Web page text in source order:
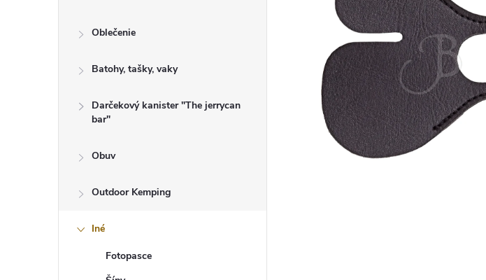
Oblečenie
Batohy, tašky, vaky
Darčekový kanister "The jerrycan
bar"
Obuv
Outdoor Kemping
Iné
Fotopasce